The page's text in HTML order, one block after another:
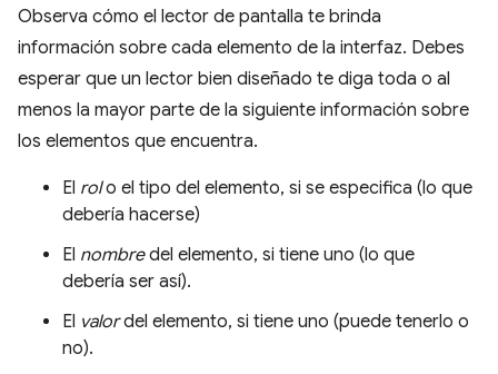
Observa cómo el lector de pantalla te brinda
información sobre cada elemento de la interfaz. Debes
esperar que un lector bien diseñado te diga toda o al
menos la mayor parte de la siguiente información sobre
los elementos que encuentra.
El rolo el tipo del elemento, si se especifica (lo que
debería hacerse)
El nombredel elemento, si tiene uno (lo que
debería ser así).
El valordel elemento, si tiene uno (puede tenerlo o
no).